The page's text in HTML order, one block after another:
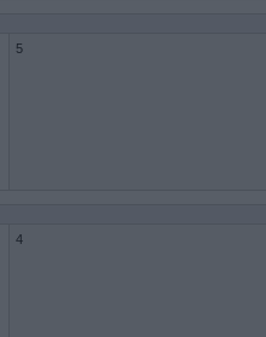
5
4